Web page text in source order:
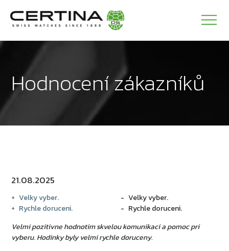
Hodnocení zákazníků
21.08.2025
Velky vyber.
Rychle doruceni.
Velky vyber.
Rychle doruceni.
Velmi pozitivne hodnotim skvelou komunikaci a pomoc pri
vyberu. Hodinky byly velmi rychle doruceny.